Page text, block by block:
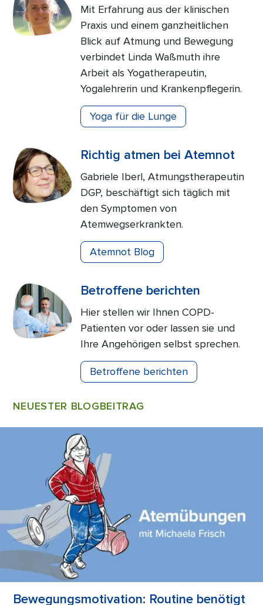
Mit Erfahrung aus der klinischen
Praxis und einem ganzheitlichen
Blick auf Atmung und Bewegung
verbindet Linda Waßmuth ihre
Arbeit als Yogatherapeutin,
Yogalehrerin und Krankenpflegerin.
Yoga für die Lunge
Richtig atmen bei Atemnot
Gabriele Iberl, Atmungstherapeutin
DGP, beschäftigt sich täglich mit
den Symptomen von
Atemwegserkrankten.
Atemnot Blog
Betroffene berichten
Hier stellen wir Ihnen COPD-
Patienten vor oder lassen sie und
Ihre Angehörigen selbst sprechen.
Betroffene berichten
NEUESTER BLOGBEITRAG
Bewegungsmotivation: Routine benötigt